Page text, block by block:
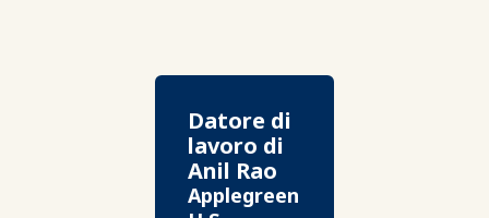
Datore di
lavoro di
Anil Rao
Applegreen